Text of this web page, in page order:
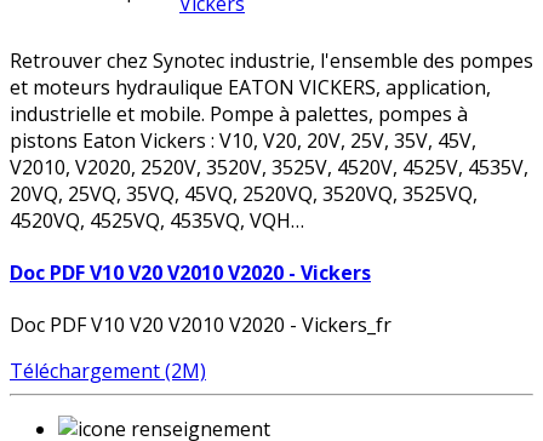
Retrouver chez Synotec industrie, l'ensemble des pompes
et moteurs hydraulique EATON VICKERS, application,
industrielle et mobile. Pompe à palettes, pompes à
pistons Eaton Vickers : V10, V20, 20V, 25V, 35V, 45V,
V2010, V2020, 2520V, 3520V, 3525V, 4520V, 4525V, 4535V,
20VQ, 25VQ, 35VQ, 45VQ, 2520VQ, 3520VQ, 3525VQ,
4520VQ, 4525VQ, 4535VQ, VQH…
Doc PDF V10 V20 V2010 V2020 - Vickers
Doc PDF V10 V20 V2010 V2020 - Vickers_fr
Téléchargement (2M)